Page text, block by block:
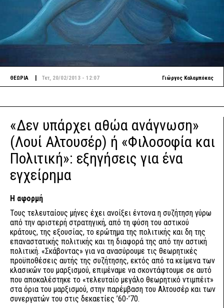
ΘΕΩΡΙΑ Τετ, 20/02/2013 - 12:07 Γιώργος Καλαμπόκας
«Δεν υπάρχει αθώα ανάγνωση»
(Λουί Αλτουσέρ) ή «Φιλοσοφία και
Πολιτική»: εξηγήσεις για ένα
εγχείρημα
Η αφορμή
Τους τελευταίους μήνες έχει ανοίξει έντονα η συζήτηση γύρω
από την αριστερή στρατηγική, από τη φύση του αστικού
κράτους, της εξουσίας, το ερώτημα της πολιτικής και δη της
επαναστατικής πολιτικής και τη διαφορά της από την αστική
πολιτική. «Σκάβοντας» για να ανασύρουμε τις θεωρητικές
προϋποθέσεις αυτής της συζήτησης, εκτός από τα κείμενα των
κλασικών του μαρξισμού, επιμέναμε να σκοντάφτουμε σε αυτό
που αποκαλέστηκε το «τελευταίο μεγάλο θεωρητικό ντιμπέιτ»
στα όρια του μαρξισμού, στην παρέμβαση του Αλτουσέρ και των
συνεργατών του στις δεκαετίες ’60-’70.